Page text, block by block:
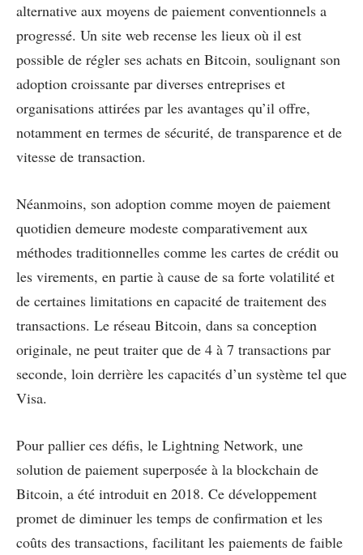
alternative aux moyens de paiement conventionnels a
progressé. Un site web recense les lieux où il est
possible de régler ses achats en Bitcoin, soulignant son
adoption croissante par diverses entreprises et
organisations attirées par les avantages qu’il offre,
notamment en termes de sécurité, de transparence et de
vitesse de transaction.
Néanmoins, son adoption comme moyen de paiement
quotidien demeure modeste comparativement aux
méthodes traditionnelles comme les cartes de crédit ou
les virements, en partie à cause de sa forte volatilité et
de certaines limitations en capacité de traitement des
transactions. Le réseau Bitcoin, dans sa conception
originale, ne peut traiter que de 4 à 7 transactions par
seconde, loin derrière les capacités d’un système tel que
Visa.
Pour pallier ces défis, le Lightning Network, une
solution de paiement superposée à la blockchain de
Bitcoin, a été introduit en 2018. Ce développement
promet de diminuer les temps de confirmation et les
coûts des transactions, facilitant les paiements de faible